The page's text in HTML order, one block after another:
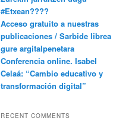
#Etxean????
Acceso gratuito a nuestras
publicaciones / Sarbide librea
gure argitalpenetara
Conferencia online. Isabel
Celaá: “Cambio educativo y
transformación digital”
RECENT COMMENTS